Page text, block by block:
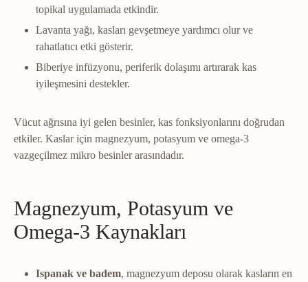
topikal uygulamada etkindir.
Lavanta yağı, kasları gevşetmeye yardımcı olur ve
rahatlatıcı etki gösterir.
Biberiye infüzyonu, periferik dolaşımı artırarak kas
iyileşmesini destekler.
Vücut ağrısına iyi gelen besinler, kas fonksiyonlarını doğrudan
etkiler. Kaslar için magnezyum, potasyum ve omega-3
vazgeçilmez mikro besinler arasındadır.
Magnezyum, Potasyum ve
Omega-3 Kaynakları
Ispanak ve badem, magnezyum deposu olarak kasların en